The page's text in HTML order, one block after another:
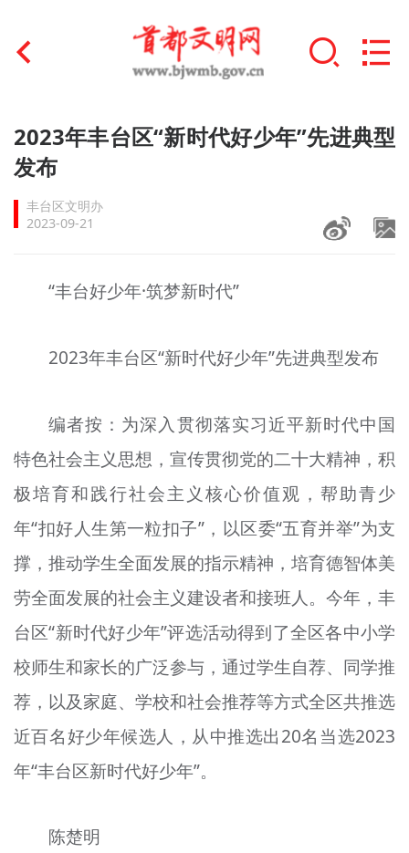
首页
文明创建
文明实践
未成年人思想道德建设
+
文明评论
北京宣传文化引导基金
宣传思想文化人才
专题
资料库
+
2023年丰台区“新时代好少年”先进典型
发布
丰台区文明办
2023-09-21
“丰台好少年·筑梦新时代”
2023年丰台区“新时代好少年”先进典型发布
编者按：为深入贯彻落实习近平新时代中国
特色社会主义思想，宣传贯彻党的二十大精神，积
极培育和践行社会主义核心价值观，帮助青少
年“扣好人生第一粒扣子”，以区委“五育并举”为支
撑，推动学生全面发展的指示精神，培育德智体美
劳全面发展的社会主义建设者和接班人。今年，丰
台区“新时代好少年”评选活动得到了全区各中小学
校师生和家长的广泛参与，通过学生自荐、同学推
荐，以及家庭、学校和社会推荐等方式全区共推选
近百名好少年候选人，从中推选出20名当选2023
年“丰台区新时代好少年”。
陈楚明